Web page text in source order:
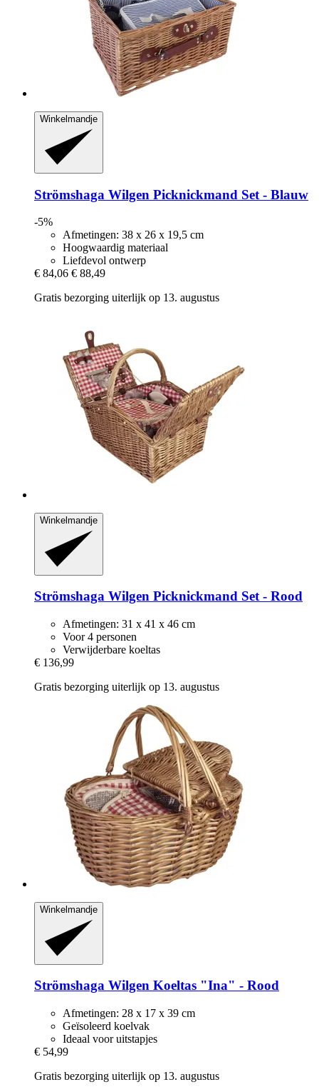
Winkelmandje
Strömshaga Wilgen Picknickmand Set -​ Blauw
-5%
Afmetingen: 38 x 26 x 19,5 cm
Hoogwaardig materiaal
Liefdevol ontwerp
€ 84,06 € 88,49
Gratis bezorging uiterlijk op 13. augustus
Winkelmandje
Strömshaga Wilgen Picknickmand Set -​ Rood
Afmetingen: 31 x 41 x 46 cm
Voor 4 personen
Verwijderbare koeltas
€ 136,99
Gratis bezorging uiterlijk op 13. augustus
Winkelmandje
Strömshaga Wilgen Koeltas "Ina" -​ Rood
Afmetingen: 28 x 17 x 39 cm
Geïsoleerd koelvak
Ideaal voor uitstapjes
€ 54,99
Gratis bezorging uiterlijk op 13. augustus